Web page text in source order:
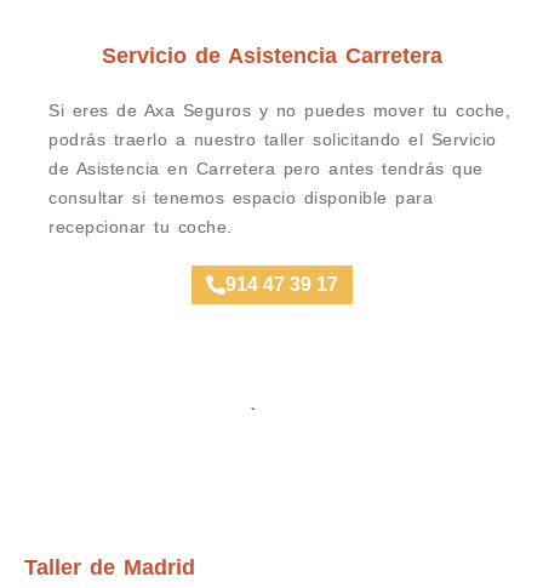
Servicio de Asistencia Carretera
Si eres de Axa Seguros y no puedes mover tu coche,
podrás traerlo a nuestro taller solicitando el Servicio
de Asistencia en Carretera pero antes tendrás que
consultar si tenemos espacio disponible para
recepcionar tu coche.
914 47 39 17
Ubicación Talleres
Taller de Madrid